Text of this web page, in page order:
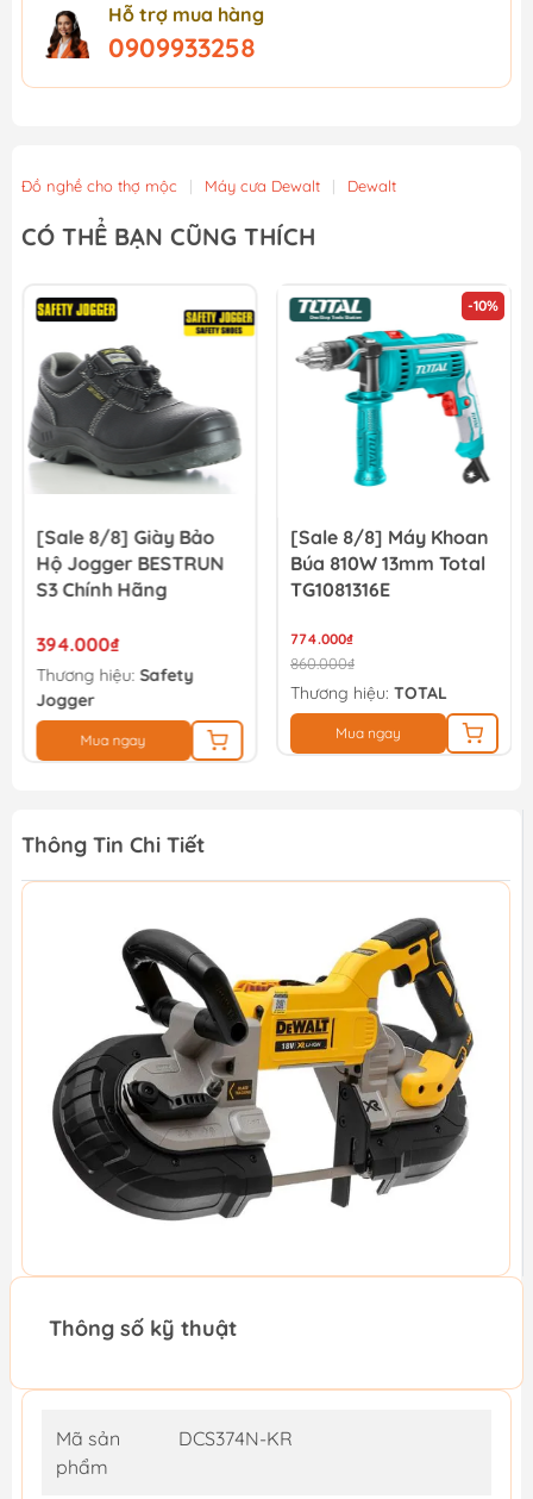
Hỗ trợ mua hàng
0909933258
Đồ nghề cho thợ mộc | Máy cưa Dewalt | Dewalt
CÓ THỂ BẠN CŨNG THÍCH
[Sale 8/8] Giày Bảo
Hộ Jogger BESTRUN
S3 Chính Hãng
394.000₫
Thương hiệu: Safety
Jogger
Mua ngay
-10%
[Sale 8/8] Máy Khoan
Búa 810W 13mm Total
TG1081316E
774.000₫
860.000₫
Thương hiệu: TOTAL
Mua ngay
Thông Tin Chi Tiết
Thông số kỹ thuật
Mã sản
phẩm
DCS374N-KR